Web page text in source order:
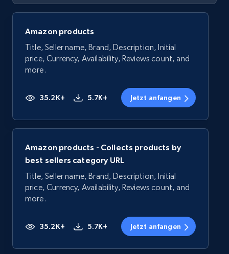
Amazon products
Title, Seller name, Brand, Description, Initial
price, Currency, Availability, Reviews count, and
more.
35.2K+ 5.7K+ Jetzt anfangen
Amazon products - Collects products by
best sellers category URL
Title, Seller name, Brand, Description, Initial
price, Currency, Availability, Reviews count, and
more.
35.2K+ 5.7K+ Jetzt anfangen